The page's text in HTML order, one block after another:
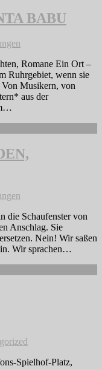
BABU
Romane Ein Ort –
Ruhrgebiet, wenn sie
Von Musikern, von
aus der
die Schaufenster von
Anschlag. Sie
Nein! Wir saßen
Wir sprachen…
Spielhof-Platz,